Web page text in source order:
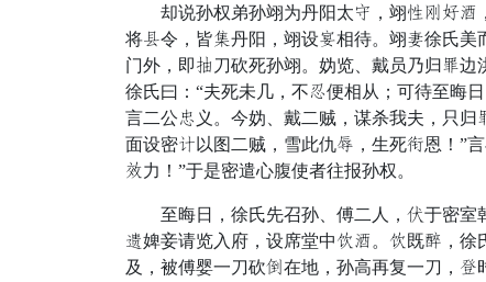
却说孙权弟孙翊为丹阳太声，翊落春指守
将审令，皆泪丹阳，翊设九相待。翊聚徐氏
门外，即奇刀砍死孙翊。妫览、戴员乃归重
徐氏曰：“夫死未几，不这便相从；可待至晦
言二公奸义。今妫、戴二贼，谋杀我夫，只
面设密条以图二贼，雪此仇林，生死极恩！”
渴力！”于是密遣心腹使者往报孙权。
至晦日，徐氏先召孙、傅二人，桌于密室
带婢妾请览入府，设席堂中仙守。仙既克，
及，被傅婴一刀砍造在地，孙高再复一刀，